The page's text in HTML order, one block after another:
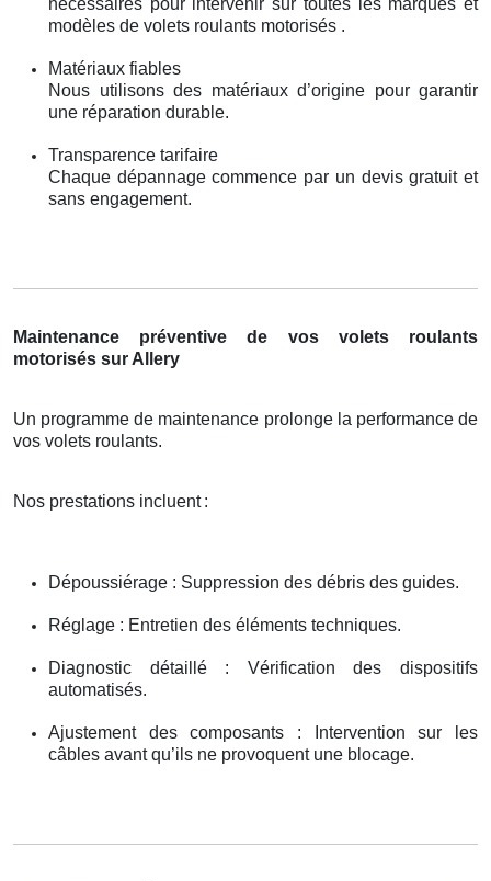
modèles de volets roulants motorisés .
Matériaux fiables
Nous utilisons des matériaux d’origine pour garantir
une réparation durable.
Transparence tarifaire
Chaque dépannage commence par un devis gratuit et
sans engagement.
Maintenance préventive de vos volets roulants
motorisés sur Allery
Un programme de maintenance prolonge la performance de
vos volets roulants.
Nos prestations incluent :
Dépoussiérage : Suppression des débris des guides.
Réglage : Entretien des éléments techniques.
Diagnostic détaillé : Vérification des dispositifs
automatisés.
Ajustement des composants : Intervention sur les
câbles avant qu’ils ne provoquent une blocage.